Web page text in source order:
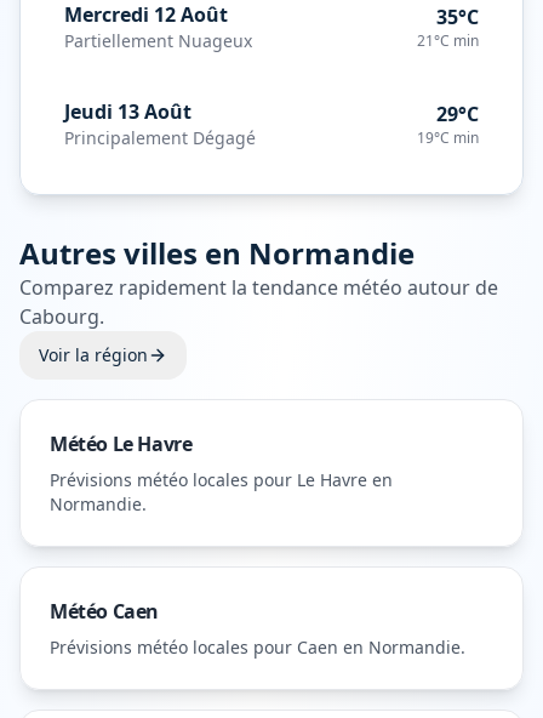
Mercredi 12 Août
Partiellement Nuageux
35°C
21°C min
Jeudi 13 Août
Principalement Dégagé
29°C
19°C min
Autres villes en Normandie
Comparez rapidement la tendance météo autour de
Cabourg.
Voir la région
Météo Le Havre
Prévisions météo locales pour Le Havre en
Normandie.
Météo Caen
Prévisions météo locales pour Caen en Normandie.